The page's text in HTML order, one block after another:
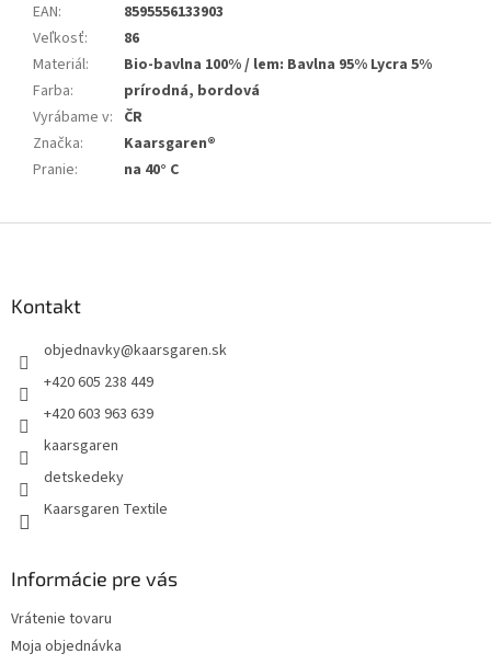
EAN:
8595556133903
Veľkosť:
86
Materiál:
Bio-bavlna 100% / lem: Bavlna 95% Lycra 5%
Farba:
prírodná, bordová
Vyrábame v: ČR
Značka:
Kaarsgaren®
Pranie: na 40° C
Kontakt
objednavky@kaarsgaren.sk
+420 605 238 449
+420 603 963 639
kaarsgaren
detskedeky
Kaarsgaren Textile
Informácie pre vás
Vrátenie tovaru
Moja objednávka